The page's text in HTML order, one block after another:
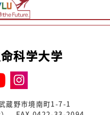
科学大学
蔵野市境南町1-7-1